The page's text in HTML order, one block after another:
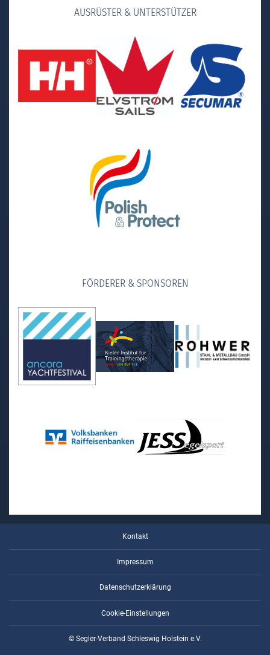
AUSRÜSTER & UNTERSTÜTZER
FÖRDERER & SPONSOREN
Kontakt
Impressum
Datenschutzerklärung
Cookie-Einstellungen
© Segler-Verband Schleswig Holstein e.V.